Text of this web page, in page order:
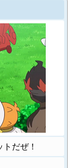
だぜ！